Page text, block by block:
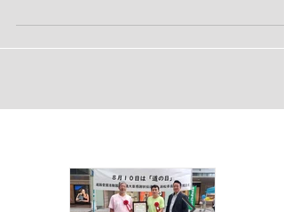
出来ます。 毎月最終日曜日に開催している
活動で、今年で7年目になります。 25日
お知らせ